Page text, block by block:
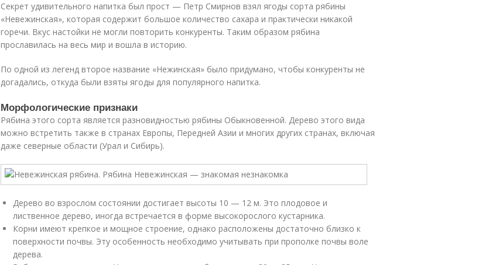
Секрет удивительного напитка был прост — Петр Смирнов взял ягоды сорта рябины
«Невежинская», которая содержит большое количество сахара и практически никакой
горечи. Вкус настойки не могли повторить конкуренты. Таким образом рябина
прославилась на весь мир и вошла в историю.
По одной из легенд второе название «Нежинская» было придумано, чтобы конкуренты не
догадались, откуда были взяты ягоды для популярного напитка.
Морфологические признаки
Рябина этого сорта является разновидностью рябины Обыкновенной. Дерево этого вида
можно встретить также в странах Европы, Передней Азии и многих других странах, включая
даже северные области (Урал и Сибирь).
Дерево во взрослом состоянии достигает высоты 10 — 12 м. Это плодовое и
лиственное дерево, иногда встречается в форме высокорослого кустарника.
Корни имеют крепкое и мощное строение, однако расположены достаточно близко к
поверхности почвы. Эту особенность необходимо учитывать при прополке почвы воле
дерева.